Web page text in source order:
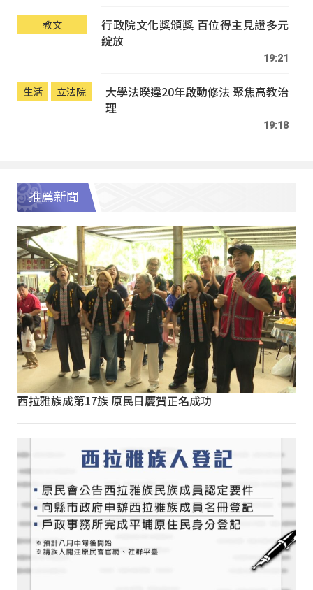
教文
行政院文化獎頒獎 百位得主見證多元
綻放
19:21
生活 立法院
大學法暌違20年啟動修法 聚焦高教治
理
19:18
推薦新聞
西拉雅族成第17族 原民日慶賀正名成功